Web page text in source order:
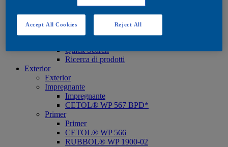
Tinte
A base acqua
Quick Search
Ricerca di prodotti
Exterior
Exterior
Impregnante
Impregnante
CETOL® WP 567 BPD*
Primer
Primer
CETOL® WP 566
RUBBOL® WP 1900-02
Reject All
Accept All Cookies